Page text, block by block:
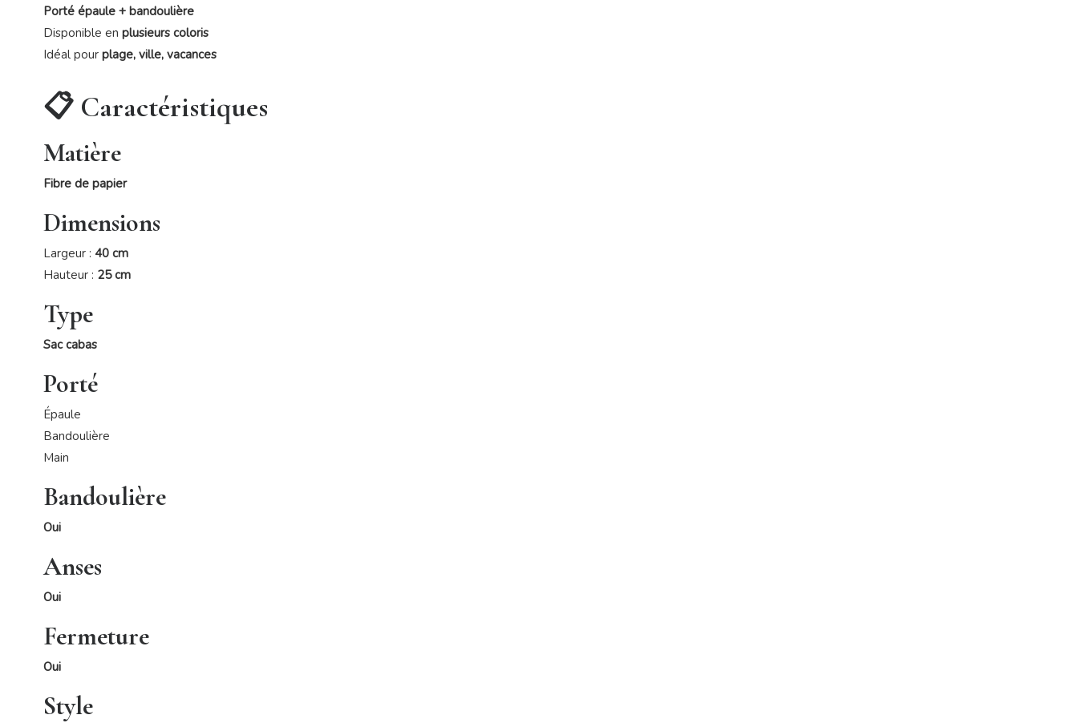
Porté épaule + bandoulière
Disponible en plusieurs coloris
Idéal pour plage, ville, vacances
📋 Caractéristiques
Matière
Fibre de papier
Dimensions
Largeur : 40 cm
Hauteur : 25 cm
Type
Sac cabas
Porté
Épaule
Bandoulière
Main
Bandoulière
Oui
Anses
Oui
Fermeture
Oui
Style